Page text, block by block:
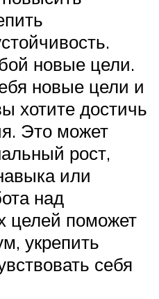
новые цели.
новые цели и
хотите достичь
Это может
рост,
или
над
целей поможет
укрепить
себя